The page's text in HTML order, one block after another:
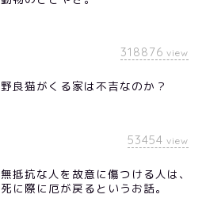
318876 view
野良猫がくる家は不吉なのか？
53454 view
無抵抗な人を故意に傷つける人は、
死に際に厄が戻るというお話。